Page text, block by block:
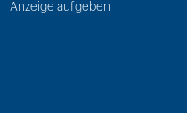
Anzeige aufgeben